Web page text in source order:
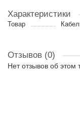
Характеристики
Товар
Отзывов (0)
Нет отзывов об этом